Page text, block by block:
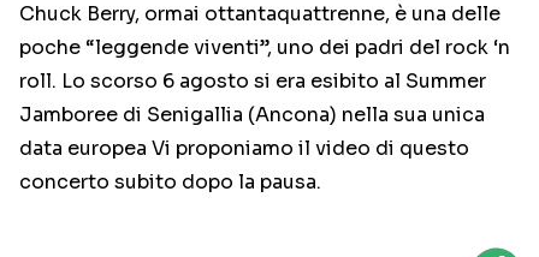
Chuck Berry, ormai ottantaquattrenne, è una delle
poche “leggende viventi”, uno dei padri del rock ‘n
roll. Lo scorso 6 agosto si era esibito al Summer
Jamboree di Senigallia (Ancona) nella sua unica
data europea Vi proponiamo il video di questo
concerto subito dopo la pausa.